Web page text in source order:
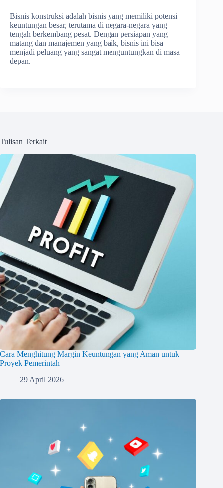
Bisnis konstruksi adalah bisnis yang memiliki potensi
keuntungan besar, terutama di negara-negara yang
tengah berkembang pesat. Dengan persiapan yang
matang dan manajemen yang baik, bisnis ini bisa
menjadi peluang yang sangat menguntungkan di masa
depan.
Tulisan Terkait
Cara Menghitung Margin Keuntungan yang Aman untuk
Proyek Pemerintah
29 April 2026